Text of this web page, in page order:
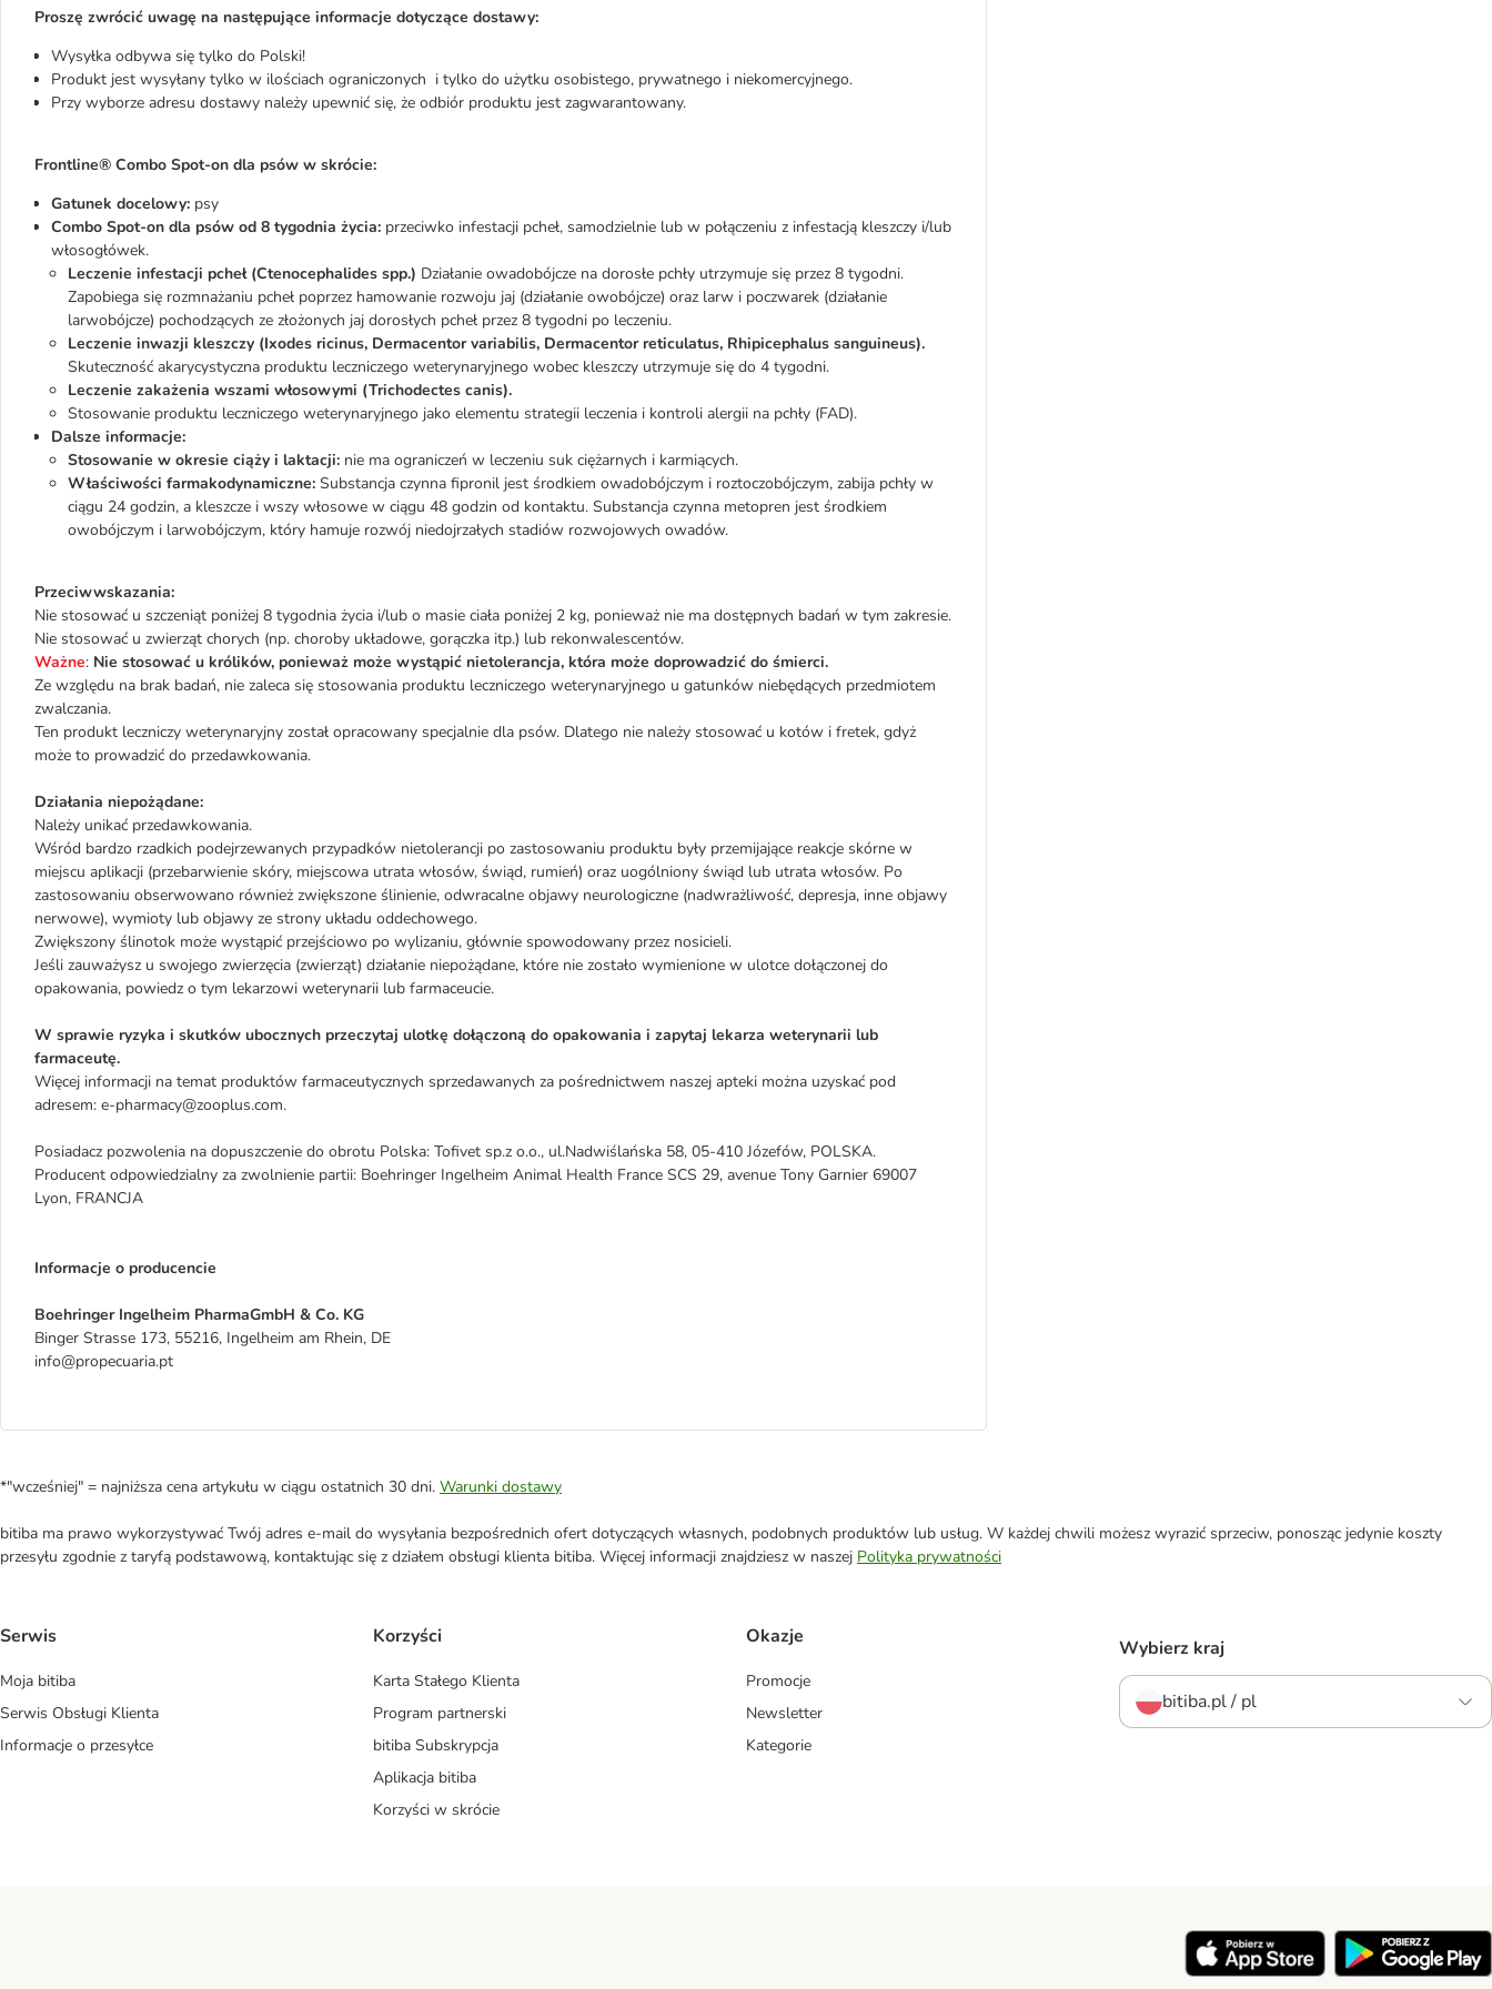
Proszę zwrócić uwagę na następujące informacje dotyczące dostawy:
Wysyłka odbywa się tylko do Polski!
Produkt jest wysyłany tylko w ilościach ograniczonych i tylko do użytku osobistego, prywatnego i niekomercyjnego.
Przy wyborze adresu dostawy należy upewnić się, że odbiór produktu jest zagwarantowany.
Frontline® Combo Spot-on dla psów w skrócie:
Gatunek docelowy: psy
Combo Spot-on dla psów od 8 tygodnia życia: przeciwko infestacji pcheł, samodzielnie lub w połączeniu z infestacją kleszczy i/lub
włosogłówek.
Leczenie infestacji pcheł (Ctenocephalides spp.) Działanie owadobójcze na dorosłe pchły utrzymuje się przez 8 tygodni.
Zapobiega się rozmnażaniu pcheł poprzez hamowanie rozwoju jaj (działanie owobójcze) oraz larw i poczwarek (działanie
larwobójcze) pochodzących ze złożonych jaj dorosłych pcheł przez 8 tygodni po leczeniu.
Leczenie inwazji kleszczy (Ixodes ricinus, Dermacentor variabilis, Dermacentor reticulatus, Rhipicephalus sanguineus).
Skuteczność akarycystyczna produktu leczniczego weterynaryjnego wobec kleszczy utrzymuje się do 4 tygodni.
Leczenie zakażenia wszami włosowymi (Trichodectes canis).
Stosowanie produktu leczniczego weterynaryjnego jako elementu strategii leczenia i kontroli alergii na pchły (FAD).
Dalsze informacje:
Stosowanie w okresie ciąży i laktacji: nie ma ograniczeń w leczeniu suk ciężarnych i karmiących.
Właściwości farmakodynamiczne: Substancja czynna fipronil jest środkiem owadobójczym i roztoczobójczym, zabija pchły w
ciągu 24 godzin, a kleszcze i wszy włosowe w ciągu 48 godzin od kontaktu. Substancja czynna metopren jest środkiem
owobójczym i larwobójczym, który hamuje rozwój niedojrzałych stadiów rozwojowych owadów.
Przeciwwskazania:
Nie stosować u szczeniąt poniżej 8 tygodnia życia i/lub o masie ciała poniżej 2 kg, ponieważ nie ma dostępnych badań w tym zakresie.
Nie stosować u zwierząt chorych (np. choroby układowe, gorączka itp.) lub rekonwalescentów.
Ważne: Nie stosować u królików, ponieważ może wystąpić nietolerancja, która może doprowadzić do śmierci.
Ze względu na brak badań, nie zaleca się stosowania produktu leczniczego weterynaryjnego u gatunków niebędących przedmiotem
zwalczania.
Ten produkt leczniczy weterynaryjny został opracowany specjalnie dla psów. Dlatego nie należy stosować u kotów i fretek, gdyż
może to prowadzić do przedawkowania.
Działania niepożądane:
Należy unikać przedawkowania.
Wśród bardzo rzadkich podejrzewanych przypadków nietolerancji po zastosowaniu produktu były przemijające reakcje skórne w
miejscu aplikacji (przebarwienie skóry, miejscowa utrata włosów, świąd, rumień) oraz uogólniony świąd lub utrata włosów. Po
zastosowaniu obserwowano również zwiększone ślinienie, odwracalne objawy neurologiczne (nadwrażliwość, depresja, inne objawy
nerwowe), wymioty lub objawy ze strony układu oddechowego.
Zwiększony ślinotok może wystąpić przejściowo po wylizaniu, głównie spowodowany przez nosicieli.
Jeśli zauważysz u swojego zwierzęcia (zwierząt) działanie niepożądane, które nie zostało wymienione w ulotce dołączonej do
opakowania, powiedz o tym lekarzowi weterynarii lub farmaceucie.
W sprawie ryzyka i skutków ubocznych przeczytaj ulotkę dołączoną do opakowania i zapytaj lekarza weterynarii lub
farmaceutę.
Więcej informacji na temat produktów farmaceutycznych sprzedawanych za pośrednictwem naszej apteki można uzyskać pod
adresem: e-pharmacy@zooplus.com.
Posiadacz pozwolenia na dopuszczenie do obrotu Polska: Tofivet sp.z o.o., ul.Nadwiślańska 58, 05-410 Józefów, POLSKA.
Producent odpowiedzialny za zwolnienie partii: Boehringer Ingelheim Animal Health France SCS 29, avenue Tony Garnier 69007
Lyon, FRANCJA
Informacje o producencie
Boehringer Ingelheim PharmaGmbH & Co. KG
Binger Strasse 173, 55216, Ingelheim am Rhein, DE
info@propecuaria.pt
*"wcześniej" = najniższa cena artykułu w ciągu ostatnich 30 dni. Warunki dostawy
bitiba ma prawo wykorzystywać Twój adres e-mail do wysyłania bezpośrednich ofert dotyczących własnych, podobnych produktów lub usług. W każdej chwili możesz wyrazić sprzeciw, ponosząc jedynie koszty
przesyłu zgodnie z taryfą podstawową, kontaktując się z działem obsługi klienta bitiba. Więcej informacji znajdziesz w naszej Polityka prywatności
Serwis
Moja bitiba
Serwis Obsługi Klienta
Informacje o przesyłce
Korzyści
Karta Stałego Klienta
Program partnerski
bitiba Subskrypcja
Aplikacja bitiba
Korzyści w skrócie
Okazje
Promocje
Newsletter
Kategorie
Wybierz kraj
bitiba.pl / pl